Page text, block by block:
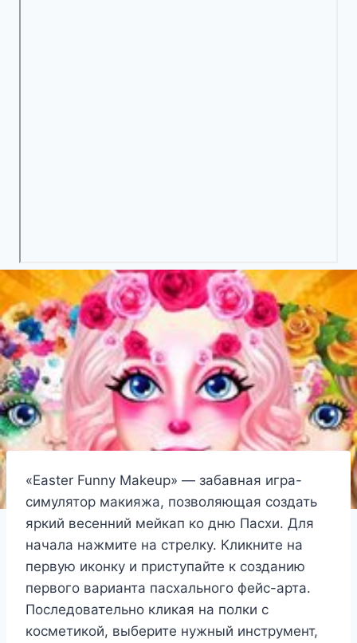
«Easter Funny Makeup» — забавная игра-
симулятор макияжа, позволяющая создать
яркий весенний мейкап ко дню Пасхи. Для
начала нажмите на стрелку. Кликните на
первую иконку и приступайте к созданию
первого варианта пасхального фейс-арта.
Последовательно кликая на полки с
косметикой, выберите нужный инструмент,